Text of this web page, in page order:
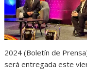
2024 (Boletín de
será entregada este